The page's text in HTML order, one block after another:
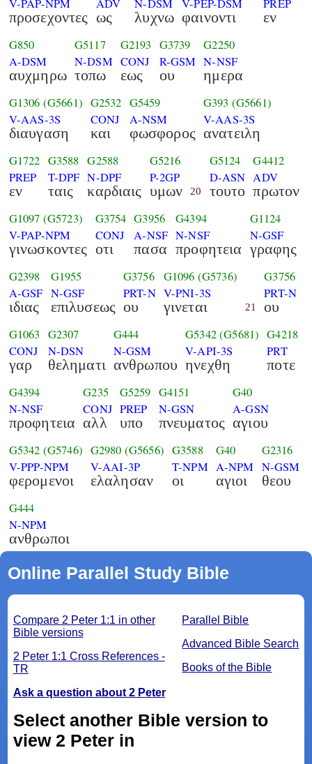
V-PAP-NPM
προσεχοντες
ADV
ως
N-DSM
λυχνω
V-PEP-DSM
φαινοντι
PREP
εν
G850
A-DSM
αυχμηρω
G5117
N-DSM
τοπω
G2193
CONJ
εως
G3739
R-GSM
ου
G2250
N-NSF
ημερα
G1306 (G5661)
V-AAS-3S
διαυγαση
G2532
CONJ
και
G5459
A-NSM
φωσφορος
G393 (G5661)
V-AAS-3S
ανατειλη
G1722
PREP
εν
G3588
T-DPF
ταις
G2588
N-DPF
καρδιαις
G5216
P-2GP
υμων 20
G5124
D-ASN
τουτο
G4412
ADV
πρωτον
G1097 (G5723)
V-PAP-NPM
γινωσκοντες
G3754
CONJ
οτι
G3956
A-NSF
πασα
G4394
N-NSF
προφητεια
G1124
N-GSF
γραφης
G2398
A-GSF
ιδιας
G1955
N-GSF
επιλυσεως
G3756
PRT-N
ου
G1096 (G5736)
V-PNI-3S
γινεται 21
G3756
PRT-N
ου
G1063
CONJ
γαρ
G2307
N-DSN
θεληματι
G444
N-GSM
ανθρωπου
G5342(G5681)
V-API-3S
ηνεχθη
G4218
PRT
ποτε
G4394
N-NSF
προφητεια
G235
CONJ
αλλ
G5259
PREP
υπο
G4151
N-GSN
πνευματος
G40
A-GSN
αγιου
G5342 (G5746)
V-PPP-NPM
φερομενοι
G2980 (G5656)
V-AAI-3P
ελαλησαν
G3588
T-NPM
οι
G40
A-NPM
αγιοι
G2316
N-GSM
θεου
G444
N-NPM
ανθρωποι
Online Parallel Study Bible
Parallel Bible
Advanced Bible Search
Books of the Bible
Compare 2 Peter 1:1 in other
Bible versions
2 Peter 1:1 Cross References -
TR
Ask a question about 2 Peter
Select another Bible version to
view 2 Peter in